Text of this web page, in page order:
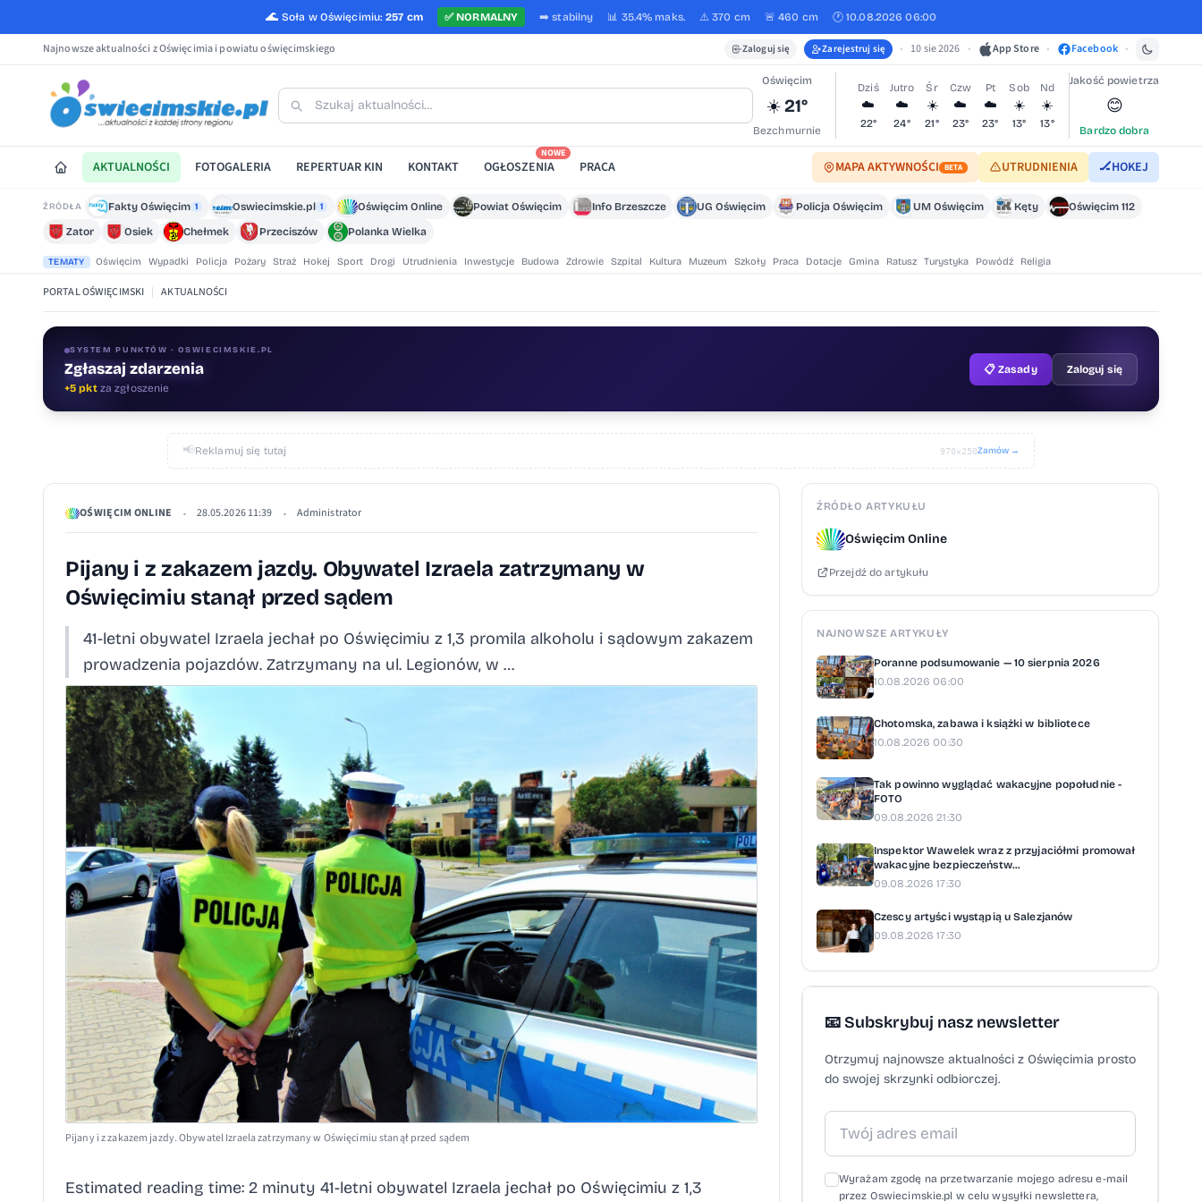
🌊 Soła w Oświęcimiu: 257 cm ✅NORMALNY ➡️stabilny 📊 35.4% maks. ⚠️ 370 cm 🚨 460 cm 🕐 10.08.2026 06:00
Najnowsze aktualności z Oświęcimia i powiatu oświęcimskiego Zaloguj się Zarejestruj się • 10 sie 2026 • App Store • Facebook •
Oświęcim
☀️21°
Bezchmurnie
Dziś
☁️
22°
Jutro
☁️
24°
Śr
☀️
21°
Czw
☁️
23°
Pt
☁️
23°
Sob
☀️
13°
Nd
☀️
13°
Jakość powietrza
😊
Bardzo dobra
AKTUALNOŚCI FOTOGALERIA REPERTUAR KIN KONTAKT OGŁOSZENIA
NOWE
PRACA MAPA AKTYWNOŚCI BETA UTRUDNIENIA 🏒HOKEJ
ŹRÓDŁA Fakty Oświęcim 1 Oswiecimskie.pl 1 Oświęcim Online Powiat Oświęcim Info Brzeszcze UG Oświęcim Policja Oświęcim UM Oświęcim Kęty
Oświęcim 112
Zator
Osiek Chełmek Przeciszów Polanka Wielka
TEMATY Oświęcim Wypadki Policja Pożary Straż Hokej Sport Drogi Utrudnienia Inwestycje Budowa Zdrowie Szpital Kultura Muzeum Szkoły Praca Dotacje Gmina Ratusz Turystyka Powódź Religia
PORTAL OŚWIĘCIMSKI | AKTUALNOŚCI
SYSTEM PUNKTÓW · OSWIECIMSKIE.PL
Zgłaszaj zdarzenia
+5 pkt za zgłoszenie
Oceniaj treści
+1 pktza ocenę
📋 Zasady Zaloguj się
📢Reklamuj się tutaj 970×250Zamów →
OŚWIĘCIM ONLINE • 28.05.2026 11:39 • Administrator
Pijany i z zakazem jazdy. Obywatel Izraela zatrzymany w
Oświęcimiu stanął przed sądem
41-letni obywatel Izraela jechał po Oświęcimiu z 1,3 promila alkoholu i sądowym zakazem
prowadzenia pojazdów. Zatrzymany na ul. Legionów, w …
Pijany i z zakazem jazdy. Obywatel Izraela zatrzymany w Oświęcimiu stanął przed sądem
Estimated reading time: 2 minuty 41-letni obywatel Izraela jechał po Oświęcimiu z 1,3
ŹRÓDŁO ARTYKUŁU
Oświęcim Online
Przejdź do artykułu
NAJNOWSZE ARTYKUŁY
Poranne podsumowanie — 10 sierpnia 2026
10.08.2026 06:00
Chotomska, zabawa i książki w bibliotece
10.08.2026 00:30
Tak powinno wyglądać wakacyjne popołudnie -
FOTO
09.08.2026 21:30
Inspektor Wawelek wraz z przyjaciółmi promował
wakacyjne bezpieczeństw...
09.08.2026 17:30
Czescy artyści wystąpią u Salezjanów
09.08.2026 17:30
📧 Subskrybuj nasz newsletter
Otrzymuj najnowsze aktualności z Oświęcimia prosto
do swojej skrzynki odbiorczej.
Wyrażam zgodę na przetwarzanie mojego adresu e-mail
przez Oswiecimskie.pl w celu wysyłki newslettera,